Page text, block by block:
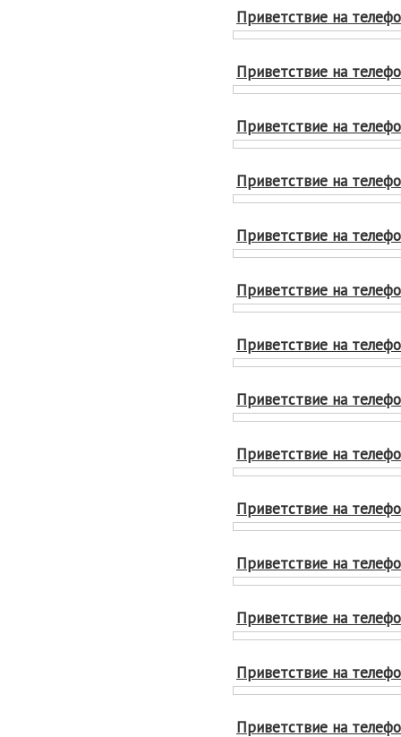
Приветствие на
Приветствие на
Приветствие на
Приветствие на
Приветствие на
Приветствие на
Приветствие на
Приветствие на
Приветствие на
Приветствие на
Приветствие на
Приветствие на
Приветствие на
Приветствие на